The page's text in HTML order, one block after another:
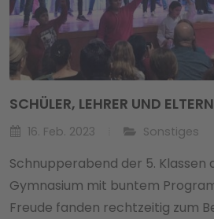
SCHÜLER, LEHRER UND
16. Feb. 2023 Sonstiges
Schnupperabend der 5. Klassen
Gymnasium mit buntem
Freude fanden rechtzeitig zum